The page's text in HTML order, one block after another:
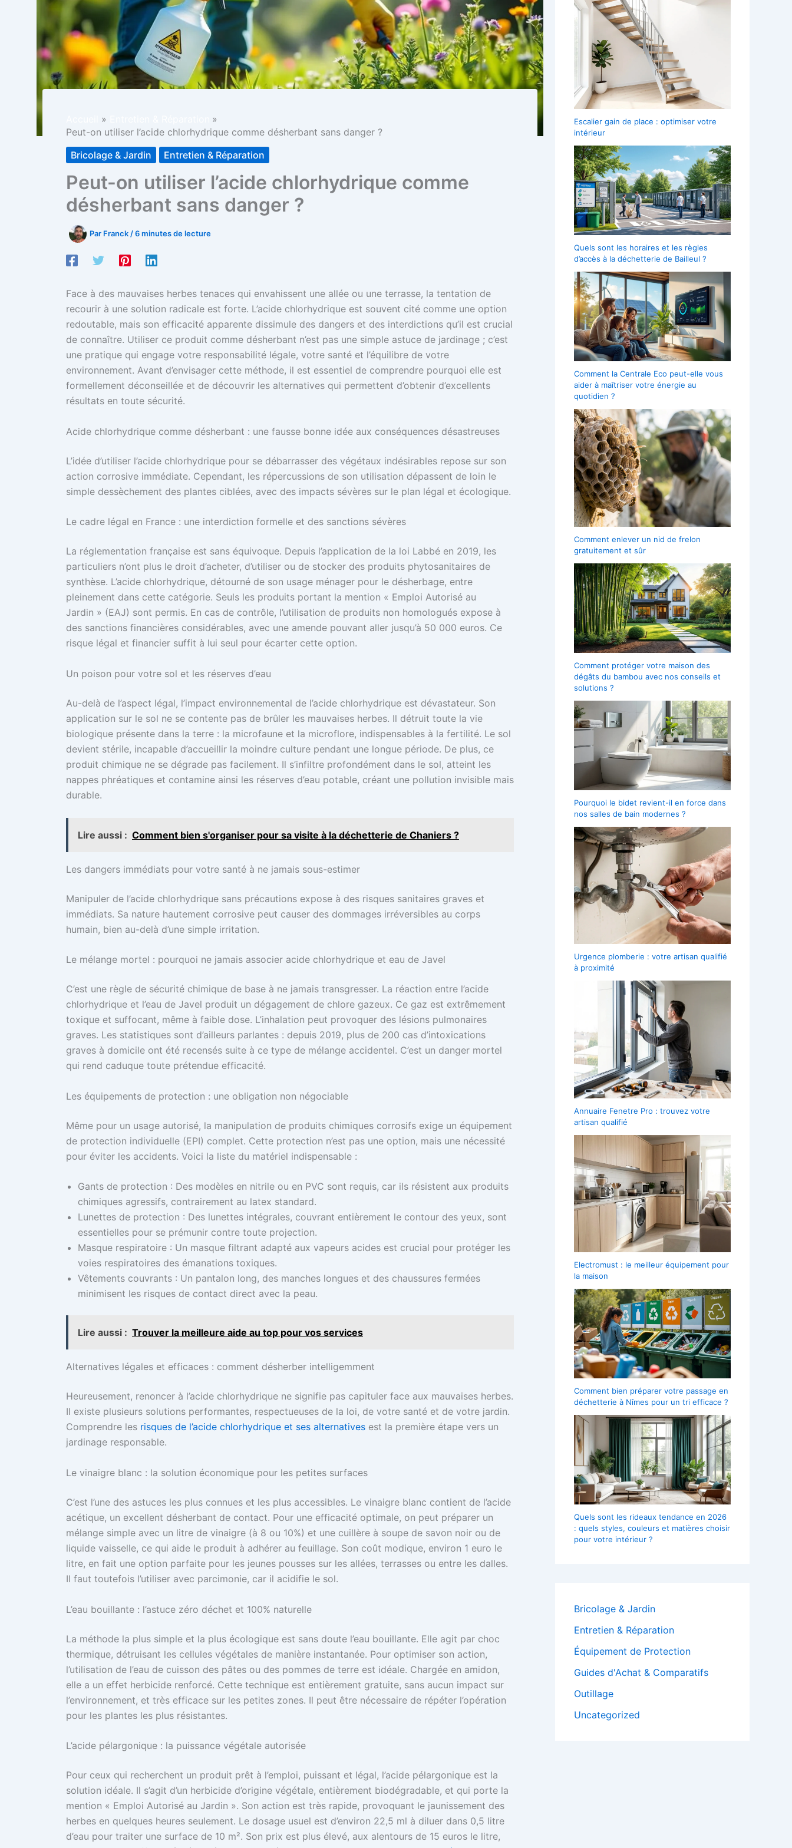
Peut-on utiliser l’acide chlorhydrique comme désherbant sans danger ?
Bricolage & Jardin
Entretien & Réparation
Peut-on utiliser l’acide chlorhydrique comme
désherbant sans danger ?
Par Franck /6 minutes de lecture
Face à des mauvaises herbes tenaces qui envahissent une allée ou une terrasse, la tentation de
recourir à une solution radicale est forte. L’acide chlorhydrique est souvent cité comme une option
redoutable, mais son efficacité apparente dissimule des dangers et des interdictions qu’il est crucial
de connaître. Utiliser ce produit comme désherbant n’est pas une simple astuce de jardinage ; c’est
une pratique qui engage votre responsabilité légale, votre santé et l’équilibre de votre
environnement. Avant d’envisager cette méthode, il est essentiel de comprendre pourquoi elle est
formellement déconseillée et de découvrir les alternatives qui permettent d’obtenir d’excellents
résultats en toute sécurité.
Acide chlorhydrique comme désherbant : une fausse bonne idée aux conséquences désastreuses
L’idée d’utiliser l’acide chlorhydrique pour se débarrasser des végétaux indésirables repose sur son
action corrosive immédiate. Cependant, les répercussions de son utilisation dépassent de loin le
simple dessèchement des plantes ciblées, avec des impacts sévères sur le plan légal et écologique.
Le cadre légal en France : une interdiction formelle et des sanctions sévères
La réglementation française est sans équivoque. Depuis l’application de la loi Labbé en 2019, les
particuliers n’ont plus le droit d’acheter, d’utiliser ou de stocker des produits phytosanitaires de
synthèse. L’acide chlorhydrique, détourné de son usage ménager pour le désherbage, entre
pleinement dans cette catégorie. Seuls les produits portant la mention « Emploi Autorisé au
Jardin » (EAJ) sont permis. En cas de contrôle, l’utilisation de produits non homologués expose à
des sanctions financières considérables, avec une amende pouvant aller jusqu’à 50 000 euros. Ce
risque légal et financier suffit à lui seul pour écarter cette option.
Un poison pour votre sol et les réserves d’eau
Au-delà de l’aspect légal, l’impact environnemental de l’acide chlorhydrique est dévastateur. Son
application sur le sol ne se contente pas de brûler les mauvaises herbes. Il détruit toute la vie
biologique présente dans la terre : la microfaune et la microflore, indispensables à la fertilité. Le sol
devient stérile, incapable d’accueillir la moindre culture pendant une longue période. De plus, ce
produit chimique ne se dégrade pas facilement. Il s’infiltre profondément dans le sol, atteint les
nappes phréatiques et contamine ainsi les réserves d’eau potable, créant une pollution invisible mais
durable.
Lire aussi : Comment bien s'organiser pour sa visite à la déchetterie de Chaniers ?
Les dangers immédiats pour votre santé à ne jamais sous-estimer
Manipuler de l’acide chlorhydrique sans précautions expose à des risques sanitaires graves et
immédiats. Sa nature hautement corrosive peut causer des dommages irréversibles au corps
humain, bien au-delà d’une simple irritation.
Le mélange mortel : pourquoi ne jamais associer acide chlorhydrique et eau de Javel
C’est une règle de sécurité chimique de base à ne jamais transgresser. La réaction entre l’acide
chlorhydrique et l’eau de Javel produit un dégagement de chlore gazeux. Ce gaz est extrêmement
toxique et suffocant, même à faible dose. L’inhalation peut provoquer des lésions pulmonaires
graves. Les statistiques sont d’ailleurs parlantes : depuis 2019, plus de 200 cas d’intoxications
graves à domicile ont été recensés suite à ce type de mélange accidentel. C’est un danger mortel
qui rend caduque toute prétendue efficacité.
Les équipements de protection : une obligation non négociable
Même pour un usage autorisé, la manipulation de produits chimiques corrosifs exige un équipement
de protection individuelle (EPI) complet. Cette protection n’est pas une option, mais une nécessité
pour éviter les accidents. Voici la liste du matériel indispensable :
Gants de protection : Des modèles en nitrile ou en PVC sont requis, car ils résistent aux produits
chimiques agressifs, contrairement au latex standard.
Lunettes de protection : Des lunettes intégrales, couvrant entièrement le contour des yeux, sont
essentielles pour se prémunir contre toute projection.
Masque respiratoire : Un masque filtrant adapté aux vapeurs acides est crucial pour protéger les
voies respiratoires des émanations toxiques.
Vêtements couvrants : Un pantalon long, des manches longues et des chaussures fermées
minimisent les risques de contact direct avec la peau.
Lire aussi : Trouver la meilleure aide au top pour vos services
Alternatives légales et efficaces : comment désherber intelligemment
Heureusement, renoncer à l’acide chlorhydrique ne signifie pas capituler face aux mauvaises herbes.
Il existe plusieurs solutions performantes, respectueuses de la loi, de votre santé et de votre jardin.
Comprendre les risques de l’acide chlorhydrique et ses alternatives est la première étape vers un
jardinage responsable.
Le vinaigre blanc : la solution économique pour les petites surfaces
C’est l’une des astuces les plus connues et les plus accessibles. Le vinaigre blanc contient de l’acide
acétique, un excellent désherbant de contact. Pour une efficacité optimale, on peut préparer un
mélange simple avec un litre de vinaigre (à 8 ou 10%) et une cuillère à soupe de savon noir ou de
liquide vaisselle, ce qui aide le produit à adhérer au feuillage. Son coût modique, environ 1 euro le
litre, en fait une option parfaite pour les jeunes pousses sur les allées, terrasses ou entre les dalles.
Il faut toutefois l’utiliser avec parcimonie, car il acidifie le sol.
L’eau bouillante : l’astuce zéro déchet et 100% naturelle
La méthode la plus simple et la plus écologique est sans doute l’eau bouillante. Elle agit par choc
thermique, détruisant les cellules végétales de manière instantanée. Pour optimiser son action,
l’utilisation de l’eau de cuisson des pâtes ou des pommes de terre est idéale. Chargée en amidon,
elle a un effet herbicide renforcé. Cette technique est entièrement gratuite, sans aucun impact sur
l’environnement, et très efficace sur les petites zones. Il peut être nécessaire de répéter l’opération
pour les plantes les plus résistantes.
L’acide pélargonique : la puissance végétale autorisée
Pour ceux qui recherchent un produit prêt à l’emploi, puissant et légal, l’acide pélargonique est la
solution idéale. Il s’agit d’un herbicide d’origine végétale, entièrement biodégradable, et qui porte la
mention « Emploi Autorisé au Jardin ». Son action est très rapide, provoquant le jaunissement des
herbes en quelques heures seulement. Le dosage usuel est d’environ 22,5 ml à diluer dans 0,5 litre
d’eau pour traiter une surface de 10 m². Son prix est plus élevé, aux alentours de 15 euros le litre,
Escalier gain de place : optimiser votre
intérieur
Quels sont les horaires et les règles
d’accès à la déchetterie de Bailleul ?
Comment la Centrale Eco peut-elle vous
aider à maîtriser votre énergie au
quotidien ?
Comment enlever un nid de frelon
gratuitement et sûr
Comment protéger votre maison des
dégâts du bambou avec nos conseils et
solutions ?
Pourquoi le bidet revient-il en force dans
nos salles de bain modernes ?
Urgence plomberie : votre artisan qualifié
à proximité
Annuaire Fenetre Pro : trouvez votre
artisan qualifié
Electromust : le meilleur équipement pour
la maison
Comment bien préparer votre passage en
déchetterie à Nîmes pour un tri efficace ?
Quels sont les rideaux tendance en 2026
: quels styles, couleurs et matières choisir
pour votre intérieur ?
Bricolage & Jardin
Entretien & Réparation
Équipement de Protection
Guides d'Achat & Comparatifs
Outillage
Uncategorized